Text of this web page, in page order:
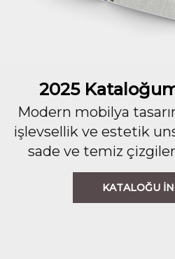
2025
Modern mobilya
işlevsellik ve estetik
sade ve temiz
KATALOĞU